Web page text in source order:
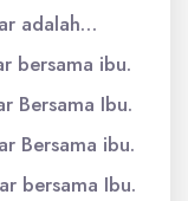
adalah…
bersama ibu.
Bersama Ibu.
Bersama ibu.
bersama Ibu.